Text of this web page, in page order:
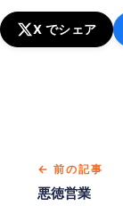
X でシェア
← 前の記事
悪徳営業